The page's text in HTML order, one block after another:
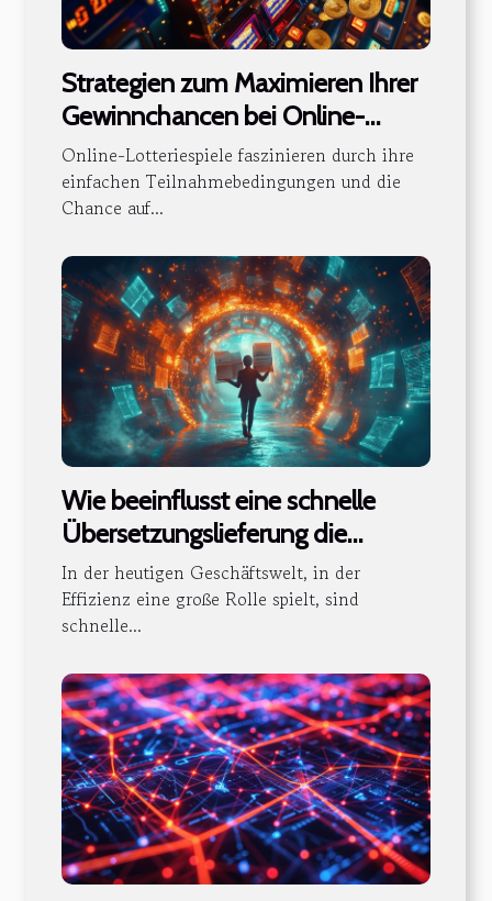
Strategien zum Maximieren Ihrer
Gewinnchancen bei Online-
Lotteriespielen
Online-Lotteriespiele faszinieren durch ihre
einfachen Teilnahmebedingungen und die
Chance auf...
Wie beeinflusst eine schnelle
Übersetzungslieferung die
Dokumentenauthentizität?
In der heutigen Geschäftswelt, in der
Effizienz eine große Rolle spielt, sind
schnelle...